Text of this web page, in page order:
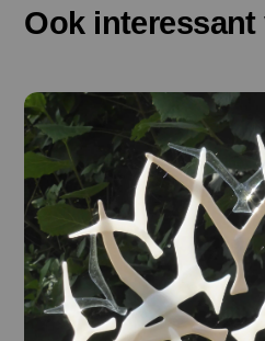
Ook interessant